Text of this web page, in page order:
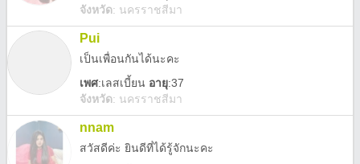
จังหวัด: นครราชสีมา
Pui
เป็นเพื่อนกันได้นะคะ
เพศ:เลสเบี้ยน อายุ:37
จังหวัด: นครราชสีมา
nnam
สวัสดีค่ะ ยินดีที่ได้รู้จักนะคะ